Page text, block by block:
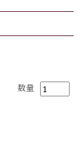
数量